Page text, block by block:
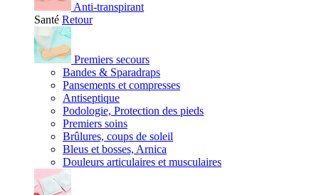
Anti-transpirant
Santé Retour
Premiers secours
Bandes & Sparadraps
Pansements et compresses
Antiseptique
Podologie, Protection des pieds
Premiers soins
Brûlures, coups de soleil
Bleus et bosses, Arnica
Douleurs articulaires et musculaires